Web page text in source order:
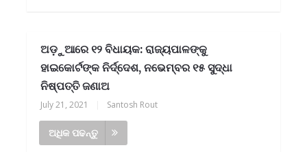
ଅଡ଼ୁଆରେ ୧୨ ବିଧାୟକ: ରାଜ୍ୟପାଳଙ୍କୁ
ହାଇକୋର୍ଟଙ୍କ ନିର୍ଦ୍ଦେଶ, ନଭେମ୍ବର ୧୫ ସୁଦ୍ଧା
ନିଷ୍ପତ୍ତି ଜଣାଅ
July 21, 2021 Santosh Rout
ଅଧିକ ପଢନ୍ତୁ